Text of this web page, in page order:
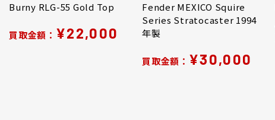
Burny RLG-55 Gold Top
買取金額： ¥22,000
Fender MEXICO Squire
Series Stratocaster 1994
年製
買取金額： ¥30,000